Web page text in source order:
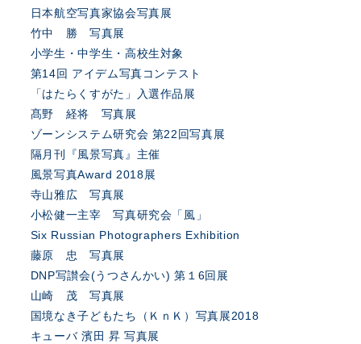
日本航空写真家協会写真展
竹中 勝 写真展
小学生・中学生・高校生対象
第14回 アイデム写真コンテスト
「はたらくすがた」入選作品展
髙野 経将 写真展
ゾーンシステム研究会 第22回写真展
隔月刊『風景写真』主催
風景写真Award 2018展
寺山雅広 写真展
小松健一主宰 写真研究会「風」
Six Russian Photographers Exhibition
藤原 忠 写真展
DNP写讃会(うつさんかい) 第１6回展
山崎 茂 写真展
国境なき子どもたち（ＫｎＫ）写真展2018
キューバ 濱田 昇 写真展